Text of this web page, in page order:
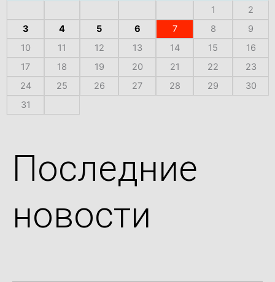
1
2
3
4 5 6 7 8
9
10
11 12 13 14 15
16
17
18 19 20 21 22
23
24
25 26 27 28 29
30
31
Последние
новости